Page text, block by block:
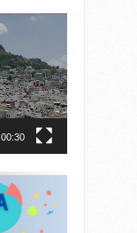
00:30